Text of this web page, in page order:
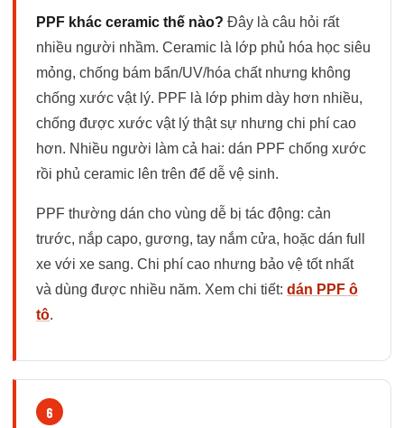
PPF khác ceramic thế nào? Đây là câu hỏi rất
nhiều người nhầm. Ceramic là lớp phủ hóa học siêu
mỏng, chống bám bẩn/UV/hóa chất nhưng không
chống xước vật lý. PPF là lớp phim dày hơn nhiều,
chống được xước vật lý thật sự nhưng chi phí cao
hơn. Nhiều người làm cả hai: dán PPF chống xước
rồi phủ ceramic lên trên để dễ vệ sinh.
PPF thường dán cho vùng dễ bị tác động: cản
trước, nắp capo, gương, tay nắm cửa, hoặc dán full
xe với xe sang. Chi phí cao nhưng bảo vệ tốt nhất
và dùng được nhiều năm. Xem chi tiết: dán PPF ô
tô.
6